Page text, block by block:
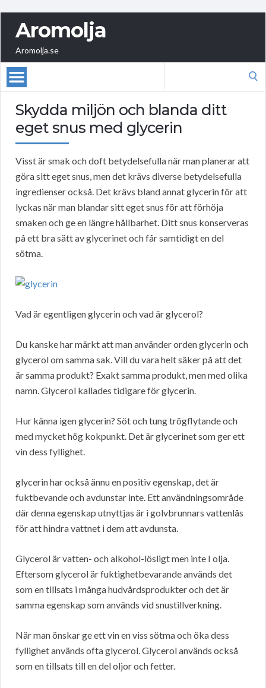
Aromolja
Aromolja.se
Skydda miljön och blanda ditt
eget snus med glycerin
Visst är smak och doft betydelsefulla när man planerar att
göra sitt eget snus, men det krävs diverse betydelsefulla
ingredienser också. Det krävs bland annat glycerin för att
lyckas när man blandar sitt eget snus för att förhöja
smaken och ge en längre hållbarhet. Ditt snus konserveras
på ett bra sätt av glycerinet och får samtidigt en del
sötma.
Vad är egentligen glycerin och vad är glycerol?
Du kanske har märkt att man använder orden glycerin och
glycerol om samma sak. Vill du vara helt säker på att det
är samma produkt? Exakt samma produkt, men med olika
namn. Glycerol kallades tidigare för glycerin.
Hur känna igen glycerin? Söt och tung trögflytande och
med mycket hög kokpunkt. Det är glycerinet som ger ett
vin dess fyllighet.
glycerin har också ännu en positiv egenskap, det är
fuktbevande och avdunstar inte. Ett användningsområde
där denna egenskap utnyttjas är i golvbrunnars vattenlås
för att hindra vattnet i dem att avdunsta.
Glycerol är vatten- och alkohol-lösligt men inte I olja.
Eftersom glycerol är fuktighetbevarande används det
som en tillsats i många hudvårdsprodukter och det är
samma egenskap som används vid snustillverkning.
När man önskar ge ett vin en viss sötma och öka dess
fyllighet används ofta glycerol. Glycerol används också
som en tillsats till en del oljor och fetter.